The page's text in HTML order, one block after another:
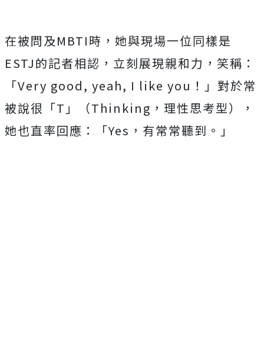
在被問及MBTI時，她與現場一位同樣是
ESTJ的記者相認，立刻展現親和力，笑稱：
「Very good, yeah, I like you ！」對於常
被說很「T 」（Thinking ，理性思考型），
她也直率回應：「Yes ，有常常聽到。」